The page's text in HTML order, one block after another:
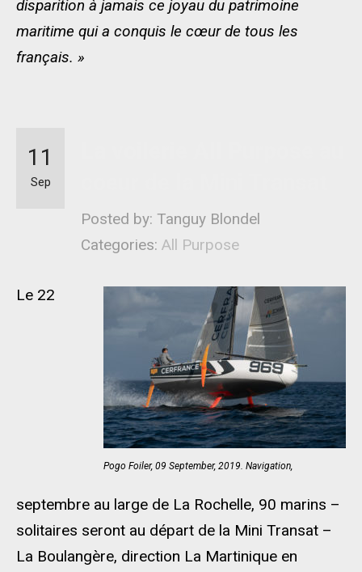
disparition à jamais ce joyau du patrimoine
maritime qui a conquis le cœur de tous les
français. »
Posted by: Tanguy Blondel
Categories: All Purpose
11
Sep
Pogo Foiler, 09 September, 2019. Navigation,
Le 22
septembre au large de La Rochelle, 90 marins –
solitaires seront au départ de la Mini Transat –
La Boulangère, direction La Martinique en